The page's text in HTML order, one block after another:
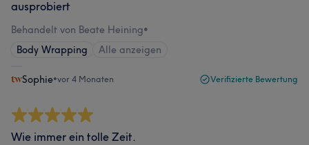
ausprobiert
Behandelt von Beate Heining•
Body Wrapping
Alle anzeigen
Sophie•vor 4 Monaten Verifizierte Bewertung
Wie immer ein tolle Zeit.